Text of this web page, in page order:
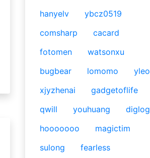
hanyelv
ybcz0519
comsharp
cacard
fotomen
watsonxu
bugbear
lomomo
yleo
xjyzhenai
gadgetoflife
qwill
youhuang
diglog
hooooooo
magictim
sulong
fearless